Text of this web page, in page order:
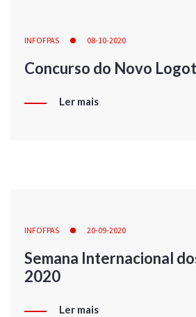
INFOFPAS 08-10-2020
Concurso do Novo
Ler mais
INFOFPAS 20-09-2020
Semana Internacional
2020
Ler mais